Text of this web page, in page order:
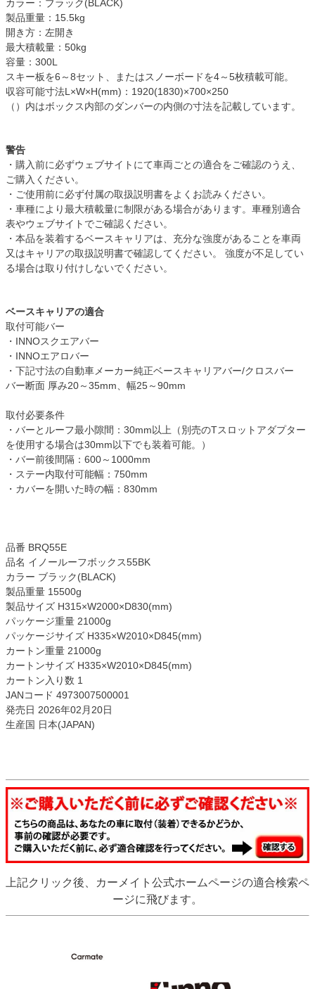
カラー：ブラック(BLACK)
製品重量：15.5kg
開き方：左開き
最大積載量：50kg
容量：300L
スキー板を6～8セット、またはスノーボードを4～5枚積載可能。
収容可能寸法L×W×H(mm)：1920(1830)×700×250
（）内はボックス内部のダンバーの内側の寸法を記載しています。
警告
・購入前に必ずウェブサイトにて車両ごとの適合をご確認のうえ、
ご購入ください。
・ご使用前に必ず付属の取扱説明書をよくお読みください。
・車種により最大積載量に制限がある場合があります。車種別適合
表やウェブサイトでご確認ください。
・本品を装着するベースキャリアは、充分な強度があることを車両
又はキャリアの取扱説明書で確認してください。 強度が不足してい
る場合は取り付けしないでください。
ベースキャリアの適合
取付可能バー
・INNOスクエアバー
・INNOエアロバー
・下記寸法の自動車メーカー純正ベースキャリアバー/クロスバー
バー断面 厚み20～35mm、幅25～90mm
取付必要条件
・バーとルーフ最小隙間：30mm以上（別売のTスロットアダプター
を使用する場合は30mm以下でも装着可能。）
・バー前後間隔：600～1000mm
・ステー内取付可能幅：750mm
・カバーを開いた時の幅：830mm
品番 BRQ55E
品名 イノールーフボックス55BK
カラー ブラック(BLACK)
製品重量 15500g
製品サイズ H315×W2000×D830(mm)
パッケージ重量 21000g
パッケージサイズ H335×W2010×D845(mm)
カートン重量 21000g
カートンサイズ H335×W2010×D845(mm)
カートン入り数 1
JANコード 4973007500001
発売日 2026年02月20日
生産国 日本(JAPAN)
上記クリック後、カーメイト公式ホームページの適合検索ペ
ージに飛びます。